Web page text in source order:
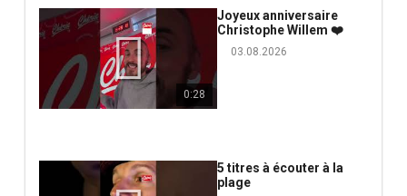
0:28
Joyeux anniversaire
Christophe Willem ❤️
03.08.2026
5 titres à écouter à la
plage